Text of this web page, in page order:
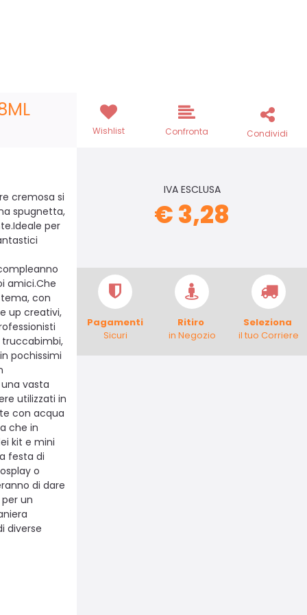
cremosa si
spugnetta,
per
amici.Che
con
up creativi,
pochissimi
vasta
utilizzati in
con acqua
che in
kit e mini
festa di
o
di dare
un
diverse
Wishlist Confronta Condividi
IVA ESCLUSA
€ 3,28
Pagamenti
Sicuri
Ritiro
in Negozio
Seleziona
il tuo Corriere